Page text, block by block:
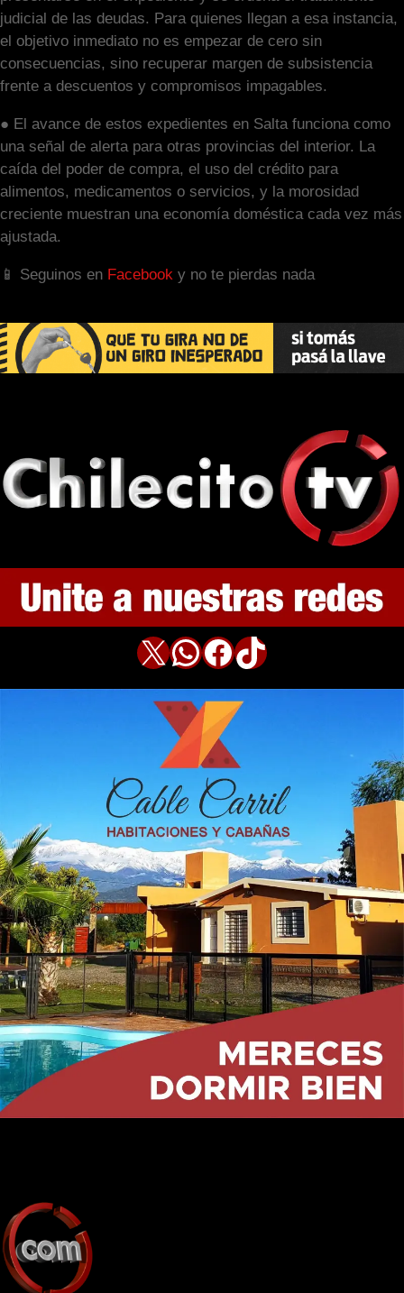
judicial de las deudas. Para quienes llegan a esa instancia,
el objetivo inmediato no es empezar de cero sin
consecuencias, sino recuperar margen de subsistencia
frente a descuentos y compromisos impagables.
● El avance de estos expedientes en Salta funciona como
una señal de alerta para otras provincias del interior. La
caída del poder de compra, el uso del crédito para
alimentos, medicamentos o servicios, y la morosidad
creciente muestran una economía doméstica cada vez más
ajustada.
📱 Seguinos en Facebook y no te pierdas nada
X WhatsApp Facebook TikTok